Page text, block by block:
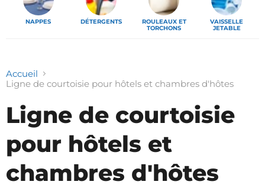
NAPPES DÉTERGENTS
ROULEAUX ET
TORCHONS
VAISSELLE
JETABLE
Accueil
Ligne de courtoisie pour hôtels et chambres d'hôtes
Ligne de courtoisie
pour hôtels et
chambres d'hôtes